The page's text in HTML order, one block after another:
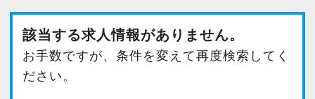
最近見た求人
マイリスト
該当する求人情報がありません。
お手数ですが、条件を変えて再度検索してく
ださい。